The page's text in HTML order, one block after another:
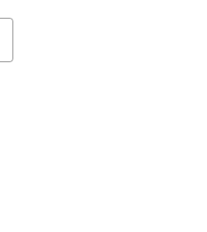
"VENDER"